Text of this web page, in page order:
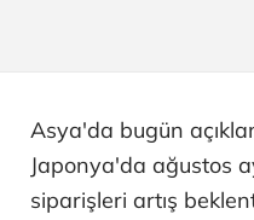
Asya'da bugün
Japonya'da ağustos
siparişleri artış